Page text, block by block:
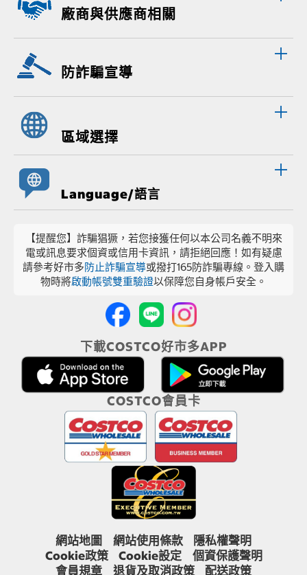
廠商與供應商相關
防詐騙宣導
區域選擇
Language/語言
【提醒您】詐騙猖獗，若您接獲任何以本公司名義不明來
電或訊息要求個資或信用卡資訊，請拒絕回應！如有疑慮
請參考好市多防止詐騙宣導或撥打165防詐騙專線。登入購
物時將啟動帳號雙重驗證以保障您自身帳戶安全。
下載COSTCO好市多APP
COSTCO會員卡
網站地圖 網站使用條款
隱私權聲明
Cookie政策
Cookie設定
個資保護聲明
會員規章
退貨及取消政策 配送政策